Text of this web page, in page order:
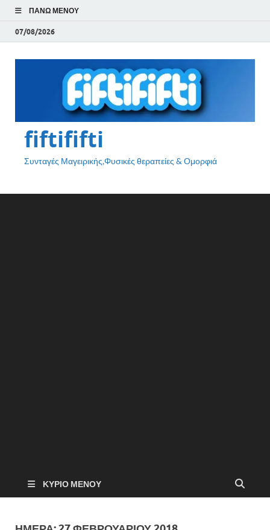
ΠΆΝΩ ΜΕΝΟΎ
07/08/2026
fiftififti
Συνταγές Μαγειρικής,Φυσικές θεραπείες & Ομορφιά
ΚΎΡΙΟ ΜΕΝΟΎ